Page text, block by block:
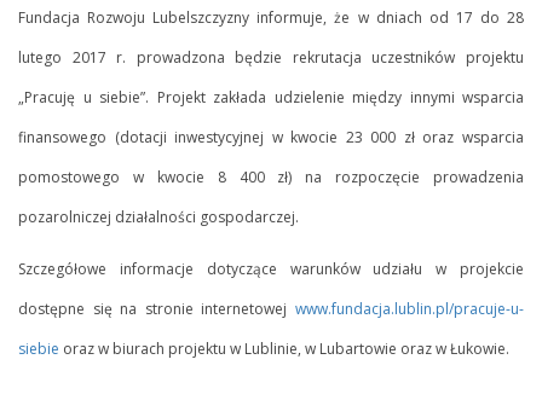
Fundacja Rozwoju Lubelszczyzny informuje, że w dniach od 17 do 28
lutego 2017 r. prowadzona będzie rekrutacja uczestników projektu
„Pracuję u siebie”. Projekt zakłada udzielenie między innymi wsparcia
finansowego (dotacji inwestycyjnej w kwocie 23 000 zł oraz wsparcia
pomostowego w kwocie 8 400 zł) na rozpoczęcie prowadzenia
pozarolniczej działalności gospodarczej.
Szczegółowe informacje dotyczące warunków udziału w projekcie
dostępne się na stronie internetowej www.fundacja.lublin.pl/pracuje-u-
siebie oraz w biurach projektu w Lublinie, w Lubartowie oraz w Łukowie.